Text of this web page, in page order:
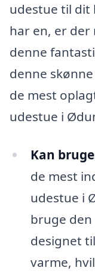
udestue til dit
har en, er der
denne
denne
de mest
udestue i
Kan
de mest
udestue i
bruge
designet
varme,